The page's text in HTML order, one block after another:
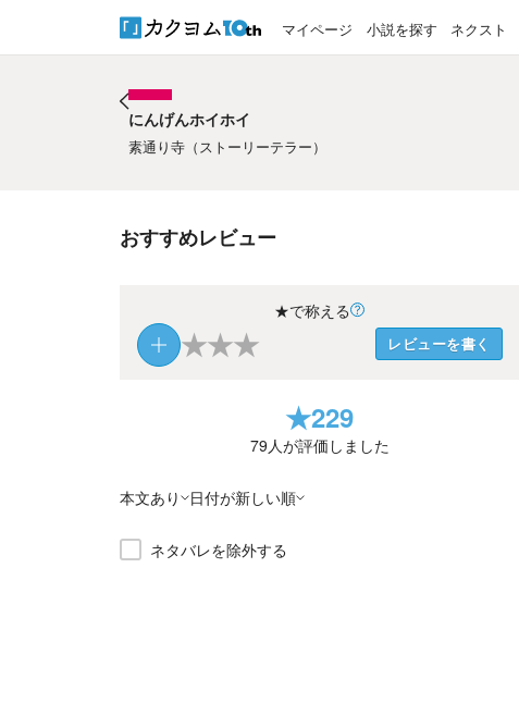
マイページ 小説を探す ネクスト
にんげんホイホイ
素通り寺（ストーリーテラー）
おすすめレビュー
★で称える
★★★ レビューを書く
★229
79人が評価しました
本文あり 日付が新しい順
ネタバレを除外する